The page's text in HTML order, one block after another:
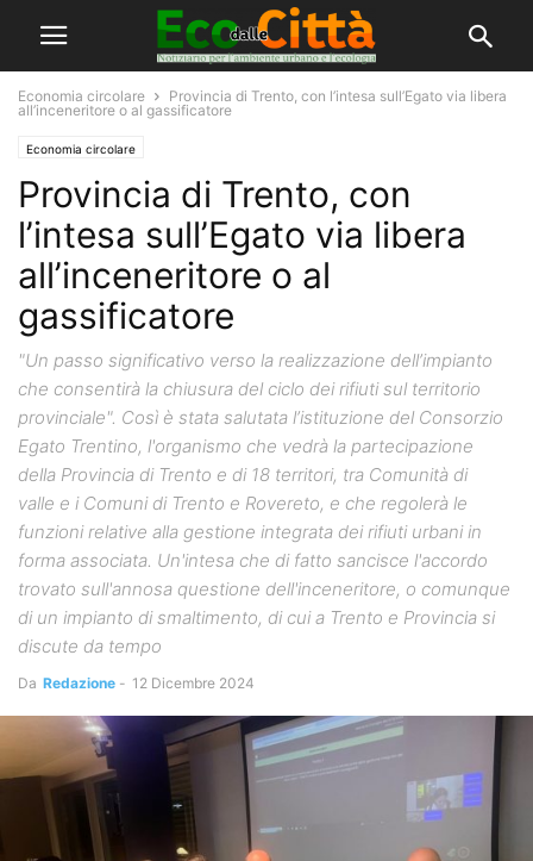
Economia circolare
Provincia di Trento, con l’intesa sull’Egato via libera
all’inceneritore o al gassificatore
Economia circolare
Provincia di Trento, con
l’intesa sull’Egato via libera
all’inceneritore o al
gassificatore
"Un passo significativo verso la realizzazione dell’impianto
che consentirà la chiusura del ciclo dei rifiuti sul territorio
provinciale". Così è stata salutata l’istituzione del Consorzio
Egato Trentino, l'organismo che vedrà la partecipazione
della Provincia di Trento e di 18 territori, tra Comunità di
valle e i Comuni di Trento e Rovereto, e che regolerà le
funzioni relative alla gestione integrata dei rifiuti urbani in
forma associata. Un'intesa che di fatto sancisce l'accordo
trovato sull'annosa questione dell'inceneritore, o comunque
di un impianto di smaltimento, di cui a Trento e Provincia si
discute da tempo
Da Redazione - 12 Dicembre 2024